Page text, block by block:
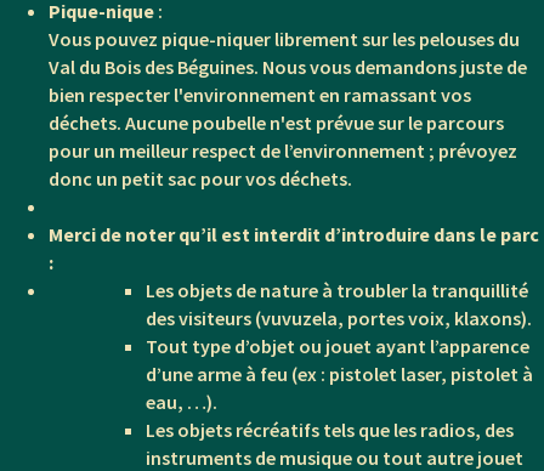
Pique-nique :
Vous pouvez pique-niquer librement sur les pelouses du
Val du Bois des Béguines. Nous vous demandons juste de
bien respecter l'environnement en ramassant vos
déchets. Aucune poubelle n'est prévue sur le parcours
pour un meilleur respect de l’environnement ; prévoyez
donc un petit sac pour vos déchets.
Merci de noter qu’il est interdit d’introduire dans le parc
:
Les objets de nature à troubler la tranquillité
des visiteurs (vuvuzela, portes voix, klaxons).
Tout type d’objet ou jouet ayant l’apparence
d’une arme à feu (ex : pistolet laser, pistolet à
eau, …).
Les objets récréatifs tels que les radios, des
instruments de musique ou tout autre jouet